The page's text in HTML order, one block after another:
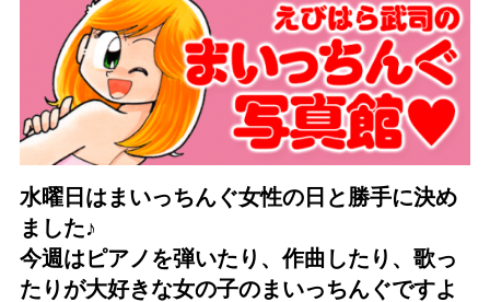
水曜日はまいっちんぐ女性の日と勝手に決め
ました♪
今週はピアノを弾いたり、作曲したり、歌っ
たりが大好きな女の子のまいっちんぐですよ